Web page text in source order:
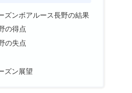
ズンボアルース長野の結果
の得点
の失点
ズン展望